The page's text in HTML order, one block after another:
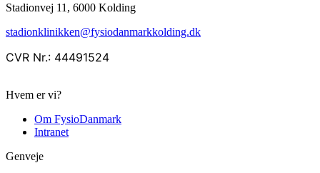
Stadionvej 11, 6000 Kolding
stadionklinikken@fysiodanmarkkolding.dk
CVR Nr.: 44491524
Hvem er vi?
Om FysioDanmark
Intranet
Genveje